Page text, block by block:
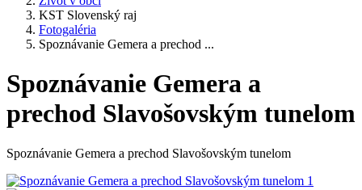
KST Slovenský raj
Fotogaléria
Spoznávanie Gemera a prechod ...
Spoznávanie Gemera a
prechod Slavošovským tunelom
Spoznávanie Gemera a prechod Slavošovským tunelom